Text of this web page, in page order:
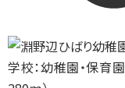
学校：幼稚園・保育園